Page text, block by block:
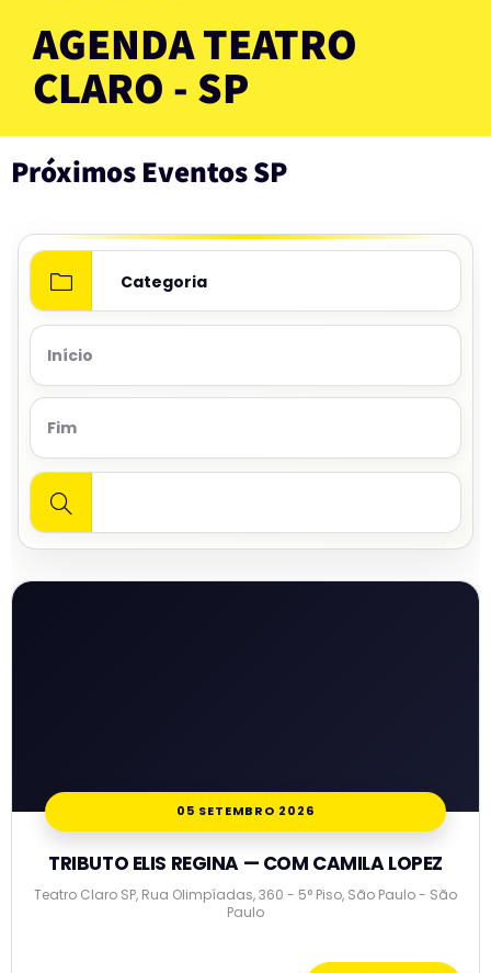
AGENDA TEATRO
CLARO - SP
Próximos Eventos SP
05 SETEMBRO 2026
TRIBUTO ELIS REGINA — COM CAMILA LOPEZ
Teatro Claro SP, Rua Olimpíadas, 360 - 5° Piso, São Paulo - São
Paulo